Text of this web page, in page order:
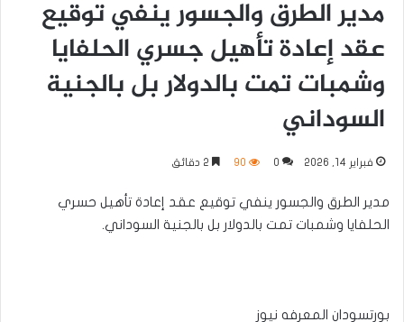
مدير الطرق والجسور ينفي توقيع
عقد إعادة تأهيل جسري الحلفايا
وشمبات تمت بالدولار بل بالجنية
السوداني
فبراير 14, 2026 0
90
مدير الطرق والجسور ينفي توقيع عقد إعادة تأهيل حسري
الحلفايا وشمبات تمت بالدولار بل بالجنية السوداني.
بورتسودان المعرفه نيوز